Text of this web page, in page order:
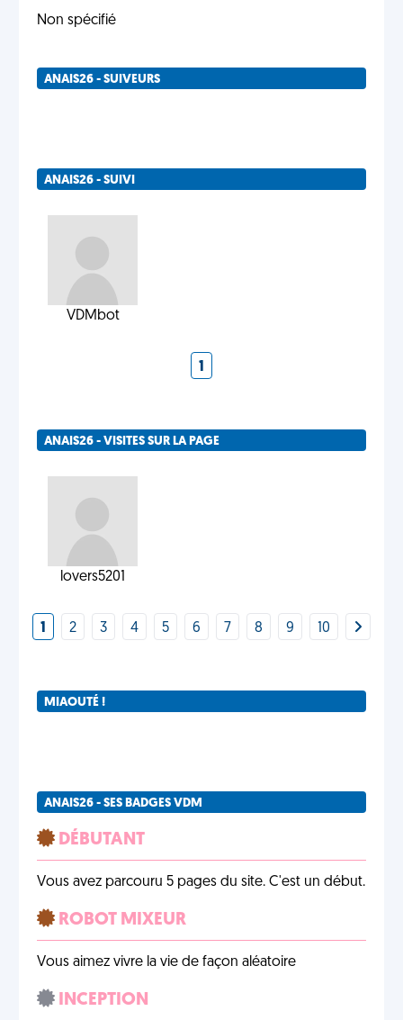
Non spécifié
ANAIS26 - SUIVEURS
ANAIS26 - SUIVI
VDMbot
1
ANAIS26 - VISITES SUR LA PAGE
lovers5201
1 2 3 4 5 6 7 8 9 10
MIAOUTÉ !
ANAIS26 - SES BADGES VDM
DÉBUTANT
Vous avez parcouru 5 pages du site. C'est un début.
ROBOT MIXEUR
Vous aimez vivre la vie de façon aléatoire
INCEPTION